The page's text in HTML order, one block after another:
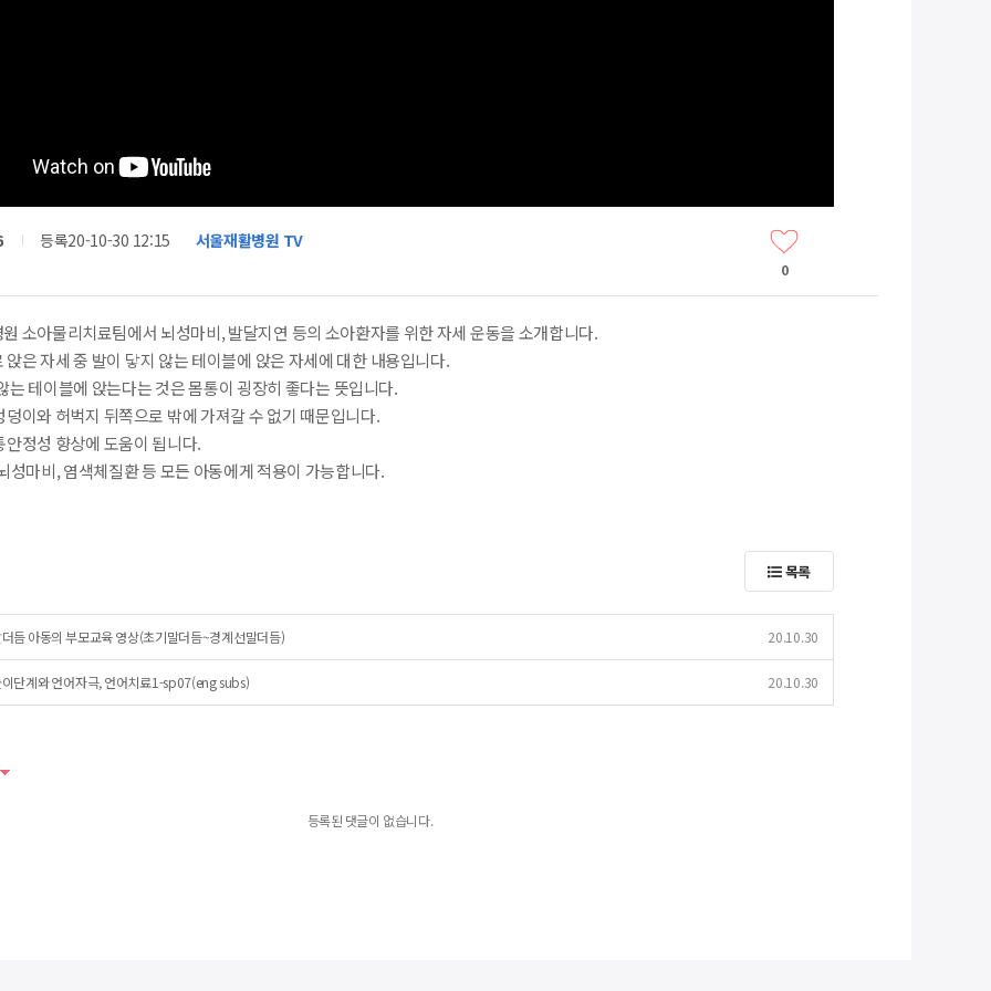
등록20-10-30 12:15 서울재활병원 TV
0
소아물리치료팀에서 뇌성마비, 발달지연 등의 소아환자를 위한 자세 운동을 소개합니다.
앉은 자세 중 발이 닿지 않는 테이블에 앉은 자세에 대한 내용입니다.
는 테이블에 앉는다는 것은 몸통이 굉장히 좋다는 뜻입니다.
덩이와 허벅지 뒤쪽으로 밖에 가져갈 수 없기 때문입니다.
안정성 향상에 도움이 됩니다.
성마비, 염색체질환 등 모든 아동에게 적용이 가능합니다.
목록
듬 아동의 부모교육 영상(초기말더듬~경계선말더듬) 20.10.30
단계와 언어자극, 언어치료1-sp07(eng subs) 20.10.30
등록된 댓글이 없습니다.